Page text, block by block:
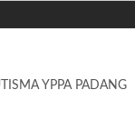
YPPA PADANG